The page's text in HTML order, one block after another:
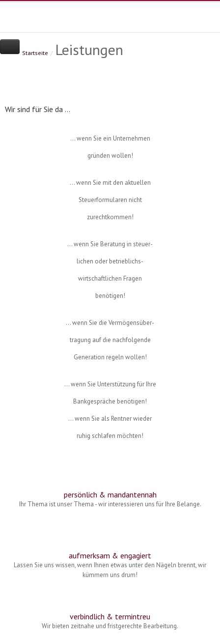
Startseite / Leistungen
Wir sind für Sie da ...
... wenn Sie ein Unternehmen
gründen wollen!
... wenn Sie mit den aktuellen
Steuerformularen nicht
zurechtkommen!
... wenn Sie Beratung in steuer-
lichen oder betrieblichs-
wirtschaftlichen Fragen
benötigen!
... wenn Sie die Vermögensüber-
tragung auf die nachfolgende
Generation regeln wollen!
... wenn Sie Unterstützung für Ihre
Bankgespräche benötigen!
... wenn Sie als Rentner wieder
ruhig schlafen möchten!
persönlich & mandantennah
Ihr Thema ist unser Thema - wir interessieren uns für Ihre Belange.
aufmerksam & engagiert
Lassen Sie uns wissen, wenn Ihnen etwas unter den Nägeln brennt, wir
kümmern uns drum!
verbindlich & termintreu
Wir bieten zeitnahe und fristgerechte Bearbeitung.
Lohn- & Gehaltsabrechnung